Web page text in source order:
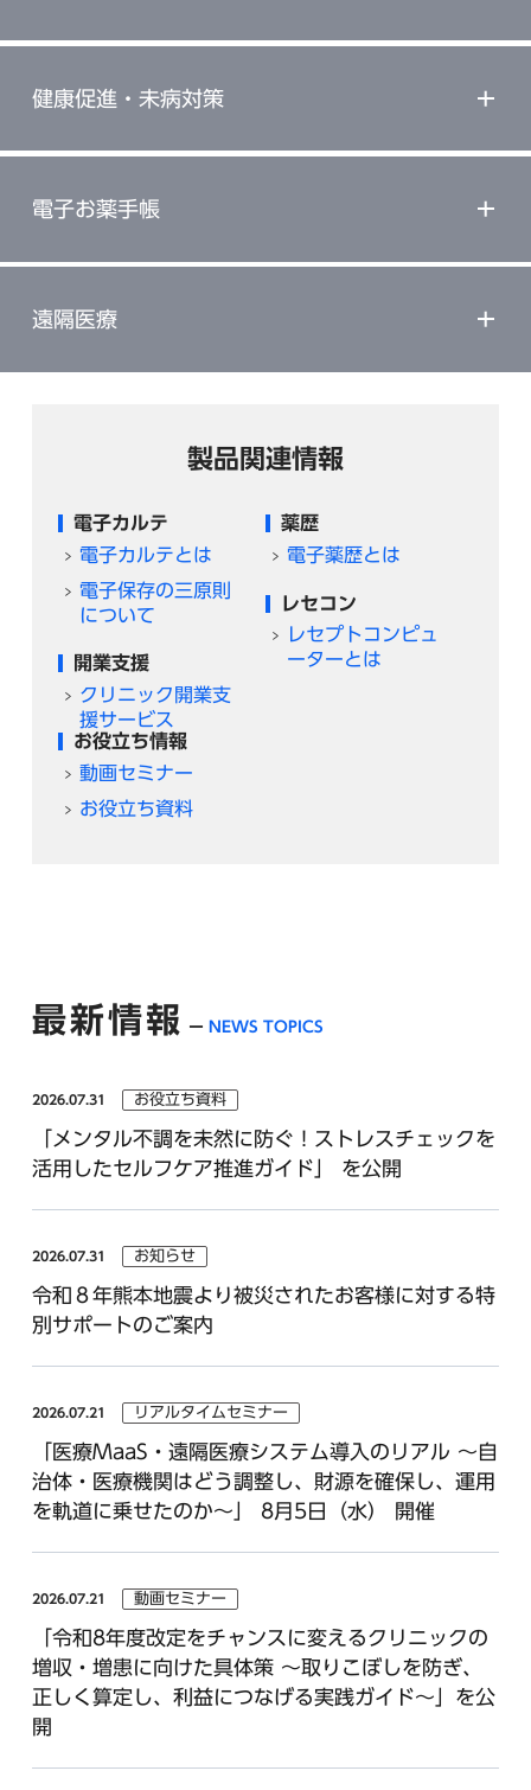
健康促進・未病対策
電子お薬手帳
遠隔医療
製品関連情報
電子カルテ
電子カルテとは
電子保存の三原則
について
開業支援
クリニック開業支
援サービス
薬歴
電子薬歴とは
レセコン
レセプトコンピュ
ーターとは
お役立ち情報
動画セミナー
お役立ち資料
最新情報 NEWS TOPICS
2026.07.31 お役立ち資料
「メンタル不調を未然に防ぐ！ストレスチェックを
活用したセルフケア推進ガイド」 を公開
2026.07.31 お知らせ
令和８年熊本地震より被災されたお客様に対する特
別サポートのご案内
2026.07.21 リアルタイムセミナー
「医療MaaS・遠隔医療システム導入のリアル ～自
治体・医療機関はどう調整し、財源を確保し、運用
を軌道に乗せたのか～」 8月5日（水） 開催
2026.07.21 動画セミナー
「令和8年度改定をチャンスに変えるクリニックの
増収・増患に向けた具体策 ～取りこぼしを防ぎ、
正しく算定し、利益につなげる実践ガイド～」を公
開